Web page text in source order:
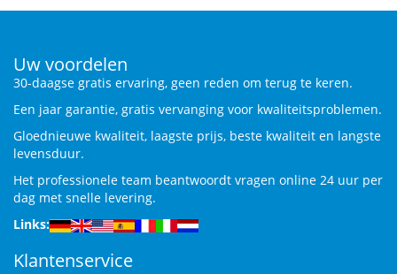
Uw voordelen
30-daagse gratis ervaring, geen reden om terug te keren.
Een jaar garantie, gratis vervanging voor kwaliteitsproblemen.
Gloednieuwe kwaliteit, laagste prijs, beste kwaliteit en langste
levensduur.
Het professionele team beantwoordt vragen online 24 uur per
dag met snelle levering.
Links:
Klantenservice